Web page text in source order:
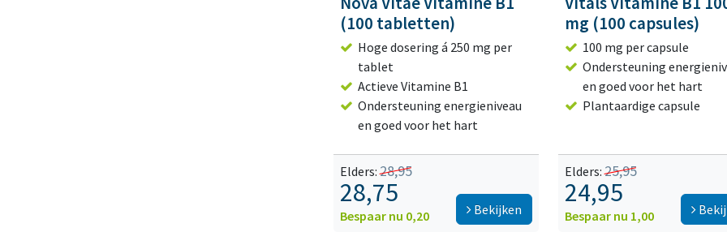
(100 tabletten)
Hoge dosering á 250 mg per
tablet
Actieve Vitamine B1
Ondersteuning energieniveau
en goed voor het hart
Elders:28,95
28,75
Bespaar nu 0,20 Bekijken
mg (100 capsules)
100 mg per capsule
Ondersteuning
en goed voor het hart
Plantaardige capsule
Elders:25,95
24,95
Bespaar nu 1,00